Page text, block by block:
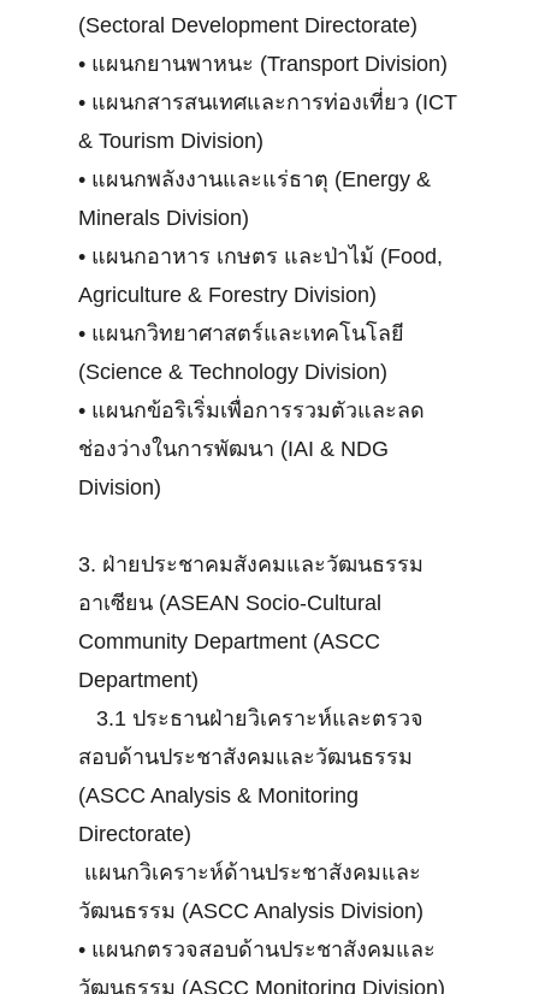
(Sectoral Development Directorate)
• แผนกยานพาหนะ (Transport Division)
• แผนกสารสนเทศและการท่องเที่ยว (ICT
& Tourism Division)
• แผนกพลังงานและแร่ธาตุ (Energy &
Minerals Division)
• แผนกอาหาร เกษตร และป่าไม้ (Food,
Agriculture & Forestry Division)
• แผนกวิทยาศาสตร์และเทคโนโลยี
(Science & Technology Division)
• แผนกข้อริเริ่มเพื่อการรวมตัวและลด
ช่องว่างในการพัฒนา (IAI & NDG
Division)
3. ฝ่ายประชาคมสังคมและวัฒนธรรม
อาเซียน (ASEAN Socio-Cultural
Community Department (ASCC
Department)
3.1 ประธานฝ่ายวิเคราะห์และตรวจ
สอบด้านประชาสังคมและวัฒนธรรม
(ASCC Analysis & Monitoring
Directorate)
แผนกวิเคราะห์ด้านประชาสังคมและ
วัฒนธรรม (ASCC Analysis Division)
• แผนกตรวจสอบด้านประชาสังคมและ
วัฒนธรรม (ASCC Monitoring Division)